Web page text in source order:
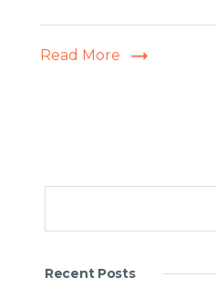
Read More
Recent Posts